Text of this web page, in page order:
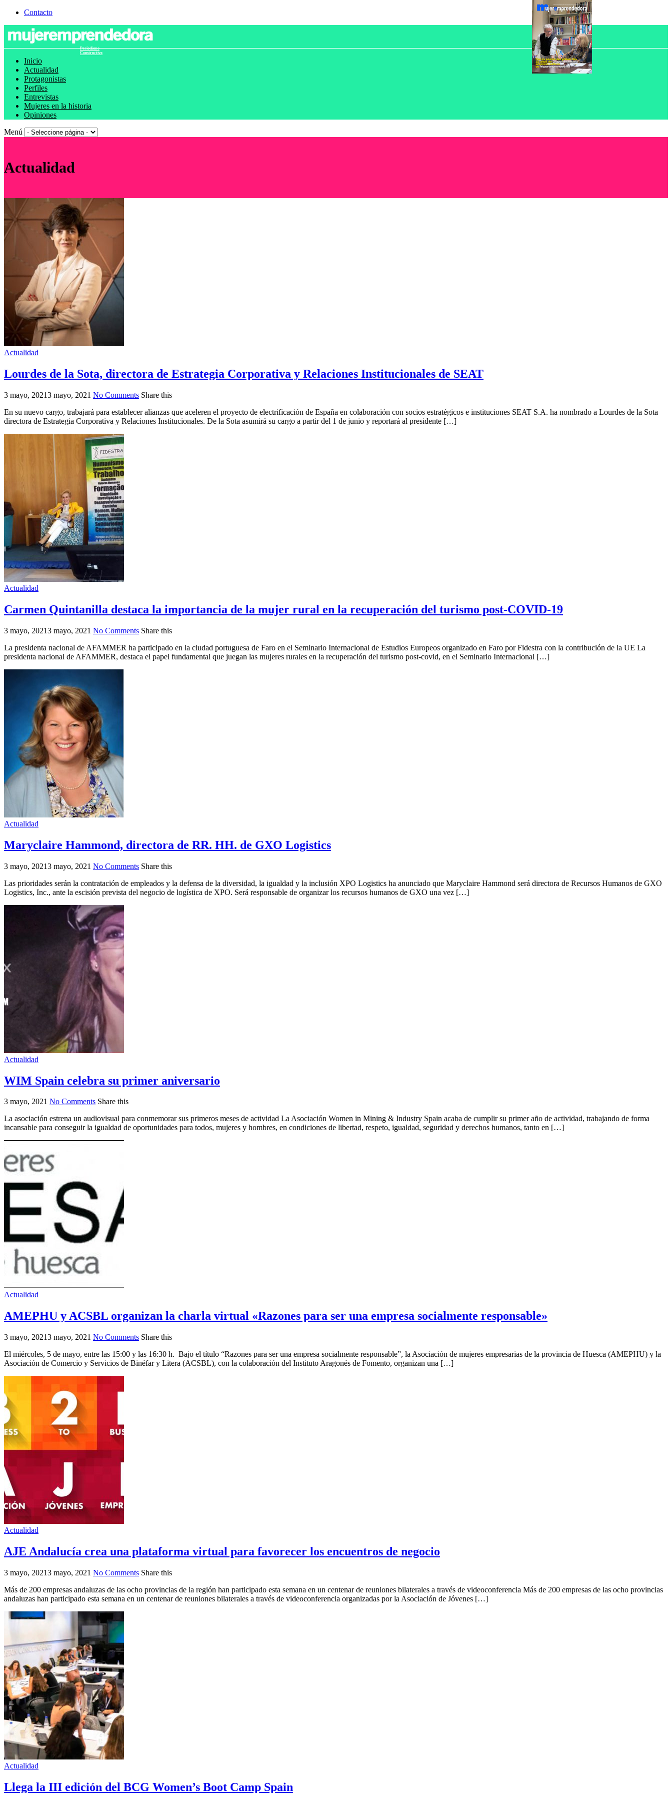
Contacto
Inicio
Actualidad
Protagonistas
Perfiles
Entrevistas
Mujeres en la historia
Opiniones
Menú
Actualidad
Actualidad
Lourdes de la Sota, directora de Estrategia Corporativa y Relaciones Institucionales de SEAT
3 mayo, 20213 mayo, 2021 No Comments Share this
En su nuevo cargo, trabajará para establecer alianzas que aceleren el proyecto de electrificación de España en colaboración con socios estratégicos e instituciones SEAT S.A. ha nombrado a Lourdes de la Sota
directora de Estrategia Corporativa y Relaciones Institucionales. De la Sota asumirá su cargo a partir del 1 de junio y reportará al presidente […]
Actualidad
Carmen Quintanilla destaca la importancia de la mujer rural en la recuperación del turismo post-COVID-19
3 mayo, 20213 mayo, 2021 No Comments Share this
La presidenta nacional de AFAMMER ha participado en la ciudad portuguesa de Faro en el Seminario Internacional de Estudios Europeos organizado en Faro por Fidestra con la contribución de la UE La
presidenta nacional de AFAMMER, destaca el papel fundamental que juegan las mujeres rurales en la recuperación del turismo post-covid, en el Seminario Internacional […]
Actualidad
Maryclaire Hammond, directora de RR. HH. de GXO Logistics
3 mayo, 20213 mayo, 2021 No Comments Share this
Las prioridades serán la contratación de empleados y la defensa de la diversidad, la igualdad y la inclusión XPO Logistics ha anunciado que Maryclaire Hammond será directora de Recursos Humanos de GXO
Logistics, Inc., ante la escisión prevista del negocio de logística de XPO. Será responsable de organizar los recursos humanos de GXO una vez […]
Actualidad
WIM Spain celebra su primer aniversario
3 mayo, 2021 No Comments Share this
La asociación estrena un audiovisual para conmemorar sus primeros meses de actividad La Asociación Women in Mining & Industry Spain acaba de cumplir su primer año de actividad, trabajando de forma
incansable para conseguir la igualdad de oportunidades para todos, mujeres y hombres, en condiciones de libertad, respeto, igualdad, seguridad y derechos humanos, tanto en […]
Actualidad
AMEPHU y ACSBL organizan la charla virtual «Razones para ser una empresa socialmente responsable»
3 mayo, 20213 mayo, 2021 No Comments Share this
El miércoles, 5 de mayo, entre las 15:00 y las 16:30 h. Bajo el título “Razones para ser una empresa socialmente responsable”, la Asociación de mujeres empresarias de la provincia de Huesca (AMEPHU) y la
Asociación de Comercio y Servicios de Binéfar y Litera (ACSBL), con la colaboración del Instituto Aragonés de Fomento, organizan una […]
Actualidad
AJE Andalucía crea una plataforma virtual para favorecer los encuentros de negocio
3 mayo, 20213 mayo, 2021 No Comments Share this
Más de 200 empresas andaluzas de las ocho provincias de la región han participado esta semana en un centenar de reuniones bilaterales a través de videoconferencia Más de 200 empresas de las ocho provincias
andaluzas han participado esta semana en un centenar de reuniones bilaterales a través de videoconferencia organizadas por la Asociación de Jóvenes […]
Actualidad
Llega la III edición del BCG Women’s Boot Camp Spain
Periodismo
Constructivo